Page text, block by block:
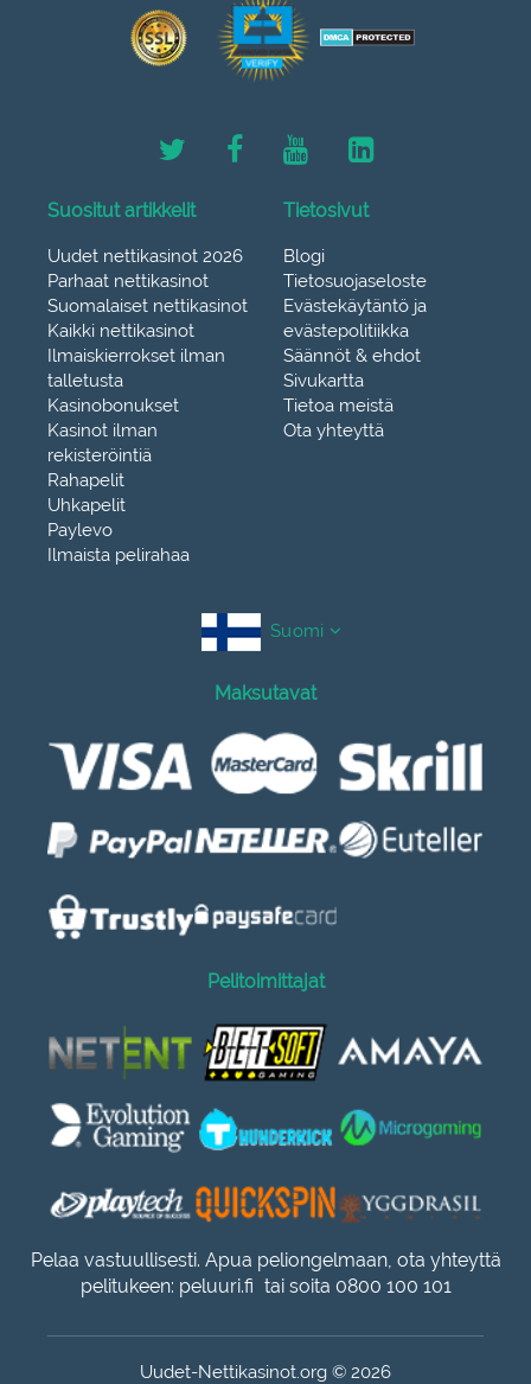
Suositut artikkelit
Uudet nettikasinot 2026
Parhaat nettikasinot
Suomalaiset nettikasinot
Kaikki nettikasinot
Ilmaiskierrokset ilman
talletusta
Kasinobonukset
Kasinot ilman
rekisteröintiä
Rahapelit
Uhkapelit
Paylevo
Ilmaista pelirahaa
Tietosivut
Blogi
Tietosuojaseloste
Evästekäytäntö ja
evästepolitiikka
Säännöt & ehdot
Sivukartta
Tietoa meistä
Ota yhteyttä
Suomi
Maksutavat
Pelitoimittajat
Pelaa vastuullisesti. Apua peliongelmaan, ota yhteyttä
pelitukeen: peluuri.fi tai soita 0800 100 101
Uudet-Nettikasinot.org © 2026